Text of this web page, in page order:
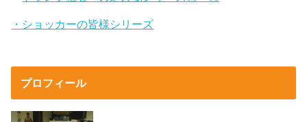
・ショッカーの皆様シリーズ
プロフィール